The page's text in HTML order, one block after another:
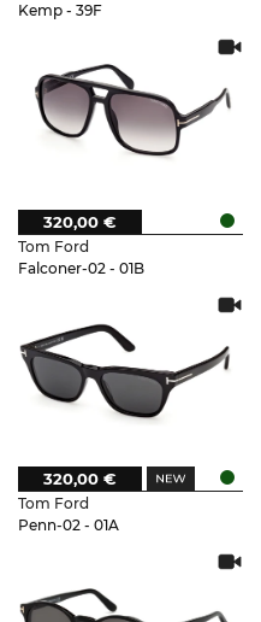
Kemp - 39F
Tom Ford
Falconer-02 - 01B
320,00 €
Tom Ford
Penn-02 - 01A
320,00 €